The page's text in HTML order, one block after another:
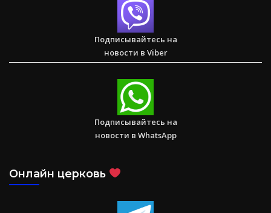
Друзья Иисуса — Детское служение в Вишакхапатнаме
1 Послание к Коринфянам
Подписывайтесь на
новости в Viber
Подписывайтесь на
новости в WhatsApp
Онлайн церковь